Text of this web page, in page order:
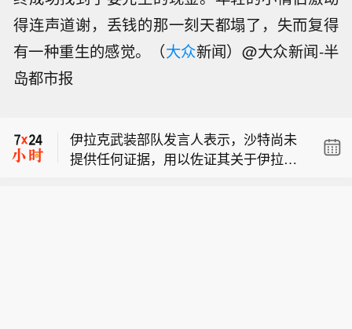
得连声道谢，丢钱的那一刻天都塌了，失而复得
有一种重生的感觉。（大众新闻）@大众新闻-半
岛都市报
纳斯达克100指数和标普500指数涨幅收
窄。
伊拉克武装部队发言人表示，沙特尚未
提供任何证据，用以佐证其关于伊拉克